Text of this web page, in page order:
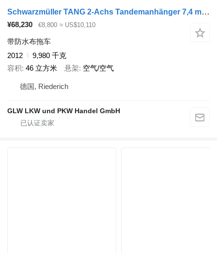
Schwarzmüller TANG 2-Achs Tandemanhänger 7,4 m EDSCHA
¥68,230 €8,800 ≈ US$10,110
带防水布拖车
2012
9,980 千克
容积 46 立方米 悬架 空气/空气
德国, Riederich
GLW LKW und PKW Handel GmbH